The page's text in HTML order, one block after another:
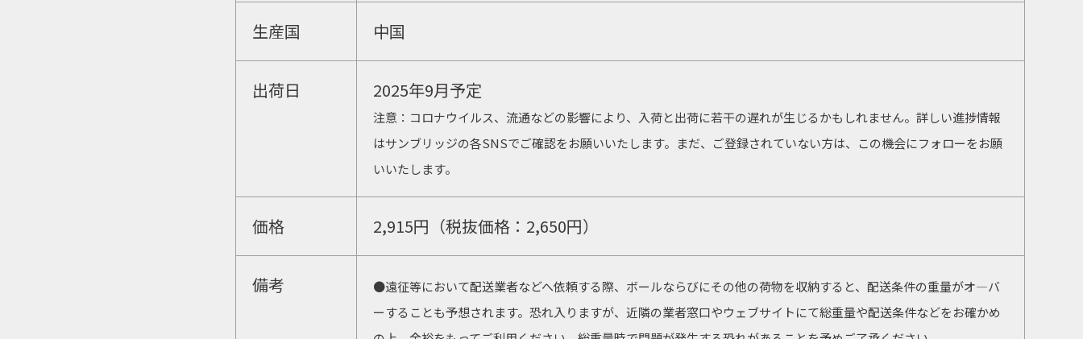
生産国 中国
出荷日 2025年9月予定
注意：コロナウイルス、流通などの影響により、入荷と出荷に若干の遅れが生じるかもしれません。詳しい進捗情報
はサンブリッジの各SNSでご確認をお願いいたします。まだ、ご登録されていない方は、この機会にフォローをお願
いいたします。
価格 2,915円（税抜価格： 2,650円）
備考
●遠征等において配送業者などへ依頼する際、ボールならびにその他の荷物を収納すると、配送条件の重量がオ―バ
ーすることも予想されます。恐れ入りますが、近隣の業者窓口やウェブサイトにて総重量や配送条件などをお確かめ